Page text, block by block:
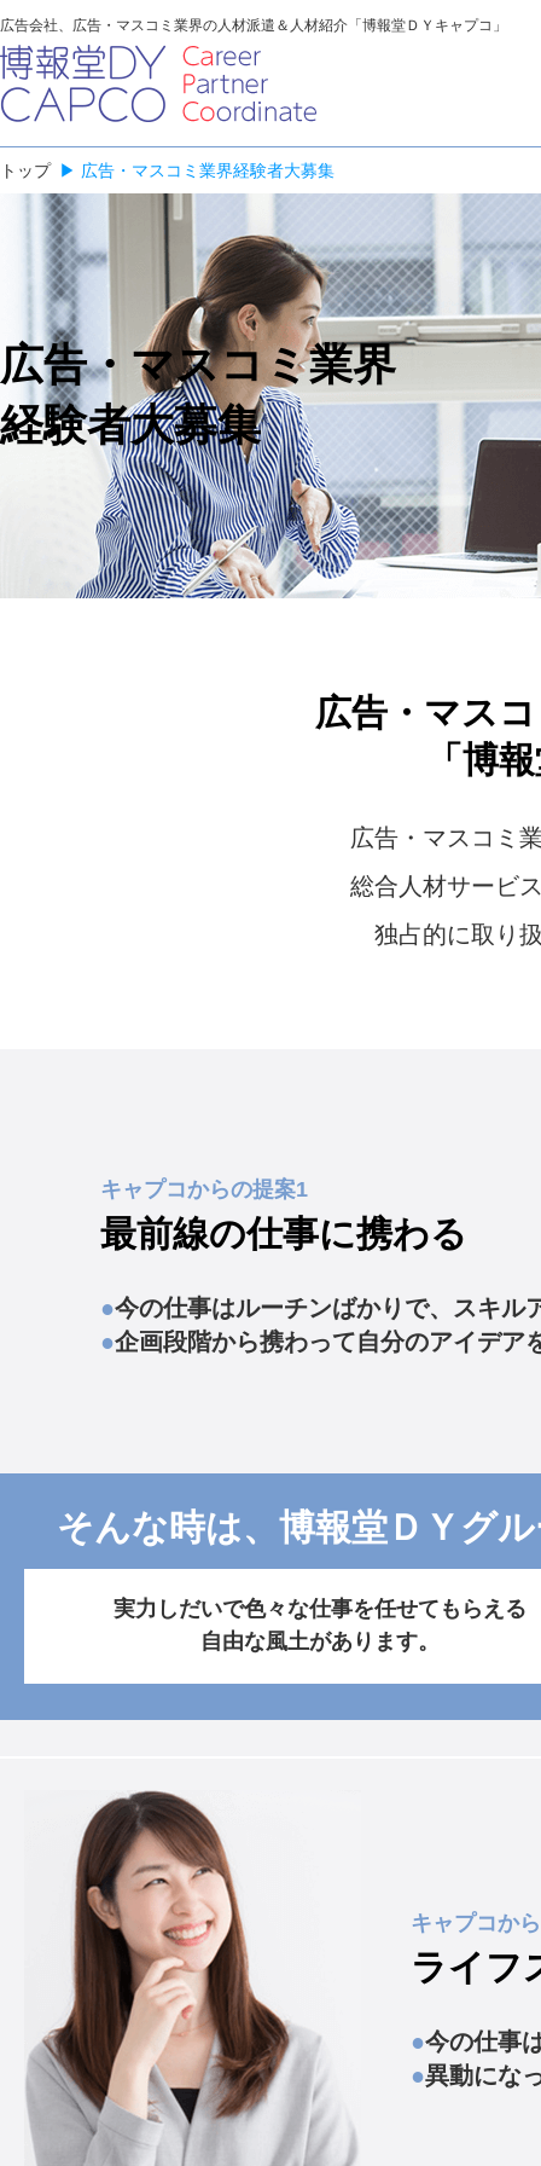
広告会社、広告・マスコミ業界の人材派遣＆人材紹介「博報堂ＤＹキャプコ」
トップ ▶ 広告・マスコミ業界経験者大募集
広告・マスコミ業界
経験者大募集
広告・マス
「博
広告・マスコミ
総合人材サービ
独占的に取り
キャプコからの提案1
最前線の仕事に携わる
●今の仕事はルーチンばかりで、スキル
●企画段階から携わって自分のアイデア
そんな時は、博報堂ＤＹグ
実力しだいで色々な仕事を任せてもらえる
自由な風土があります。
キャプコか
ライフ
●今の仕事
●異動にな